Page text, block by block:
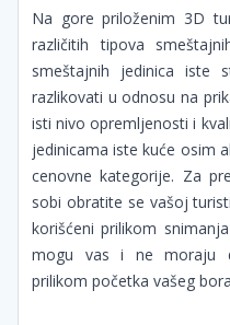
Na gore priloženim 3D
različitih tipova
smeštajnih jedinica
razlikovati u odnosu na
isti nivo opremljenosti i
jedinicama iste kuće osim
cenovne kategorije. Za
sobi obratite se vašoj
korišćeni prilikom
mogu vas i ne moraju
prilikom početka vašeg